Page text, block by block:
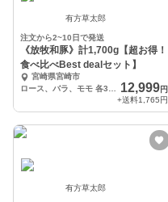
有方草太郎
注文から2~10日で発送
《放牧和豚》計1,700g【超お得！
食べ比べBest dealセット】
宮崎県宮崎市
12,999円
+送料1,765円
有方草太郎